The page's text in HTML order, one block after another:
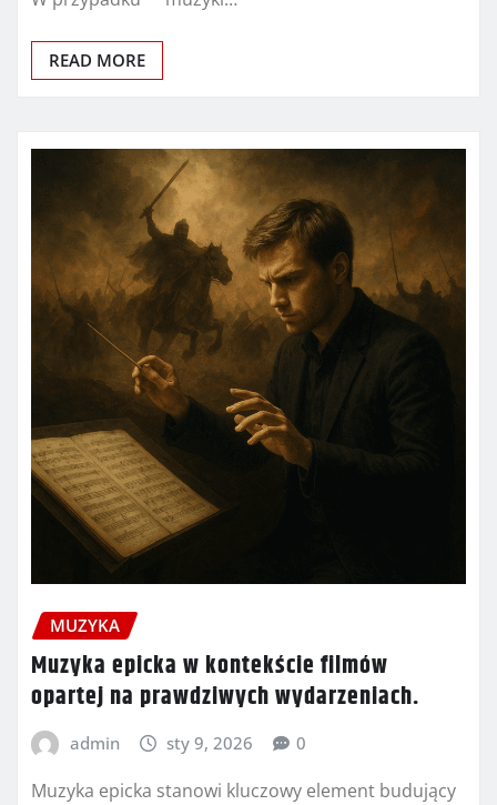
READ MORE
MUZYKA
Muzyka epicka w kontekście filmów
opartej na prawdziwych wydarzeniach.
admin sty 9, 2026 0
Muzyka epicka stanowi kluczowy element budujący